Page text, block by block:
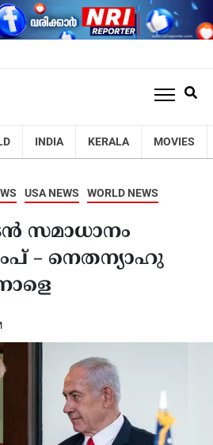
INDIA KERALA MOVIES
USA NEWS WORLD NEWS
സമാധാനം
– നെതന്യാഹു